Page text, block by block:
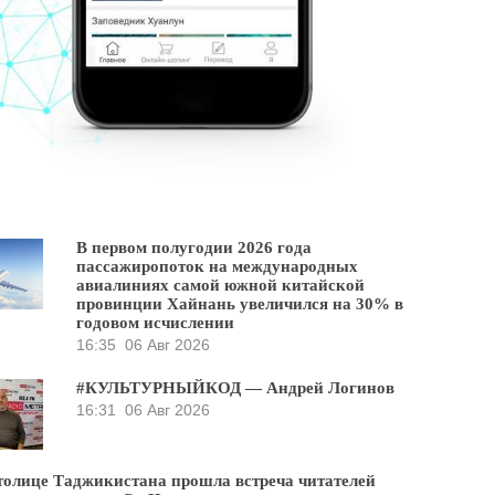
В первом полугодии 2026 года
пассажиропоток на международных
авиалиниях самой южной китайской
провинции Хайнань увеличился на 30% в
годовом исчислении
16:35 06 Авг 2026
#КУЛЬТУРНЫЙКОД — Андрей Логинов
16:31
06 Авг 2026
Таджикистана прошла встреча читателей